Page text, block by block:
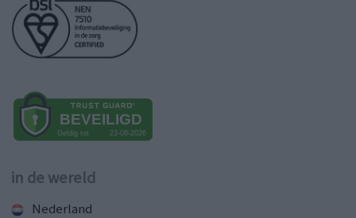
in de wereld
Nederland